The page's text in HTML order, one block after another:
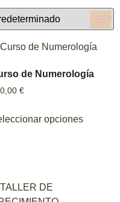
de Numerología
€
opciones